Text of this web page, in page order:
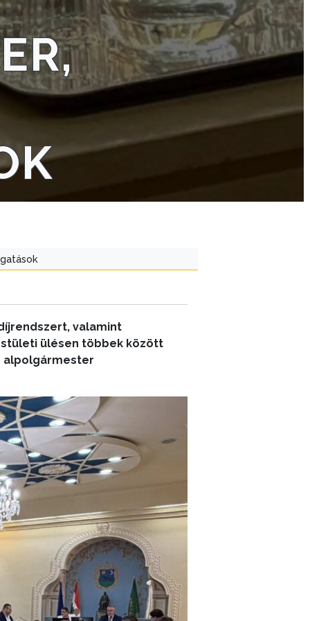
valamint
ülésen többek között
alpolgármester